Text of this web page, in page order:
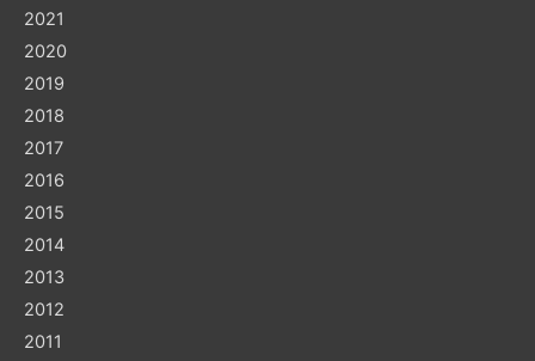
2021
2020
2019
2018
2017
2016
2015
2014
2013
2012
2011